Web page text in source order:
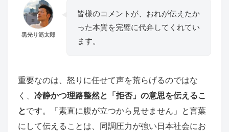
黒光り筋太郎
皆様のコメントが、おれが伝えたか
った本質を完璧に代弁してくれてい
ます。
重要なのは、怒りに任せて声を荒らげるのではな
く、 冷静かつ理路整然と「拒否」の意思を伝えるこ
とです。「素直に腹が立つから見せません」と言葉
にして伝えることは、同調圧力が強い日本社会にお